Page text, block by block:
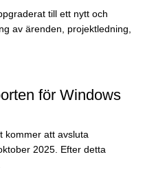
till ett nytt och
av ärenden, projektledning,
för Windows
kommer att avsluta
2025. Efter detta